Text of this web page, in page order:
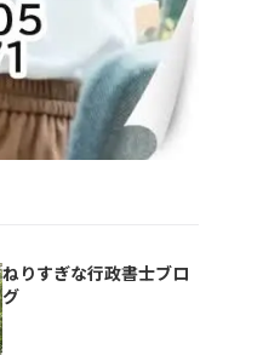
ねりすぎな行政書士ブロ
グ